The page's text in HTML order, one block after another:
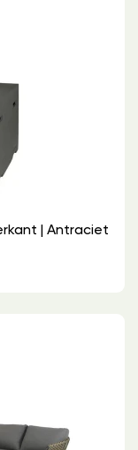
| Antraciet